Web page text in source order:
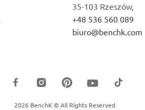
35-103 Rzeszów,
+48 536 560 089
biuro@benchk.com
2026 BenchK © All Rights Reserved